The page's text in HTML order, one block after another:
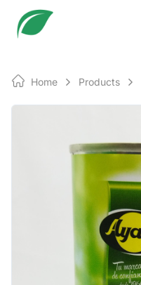
Home Products